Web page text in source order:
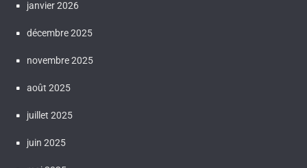
janvier 2026
décembre 2025
novembre 2025
août 2025
juillet 2025
juin 2025